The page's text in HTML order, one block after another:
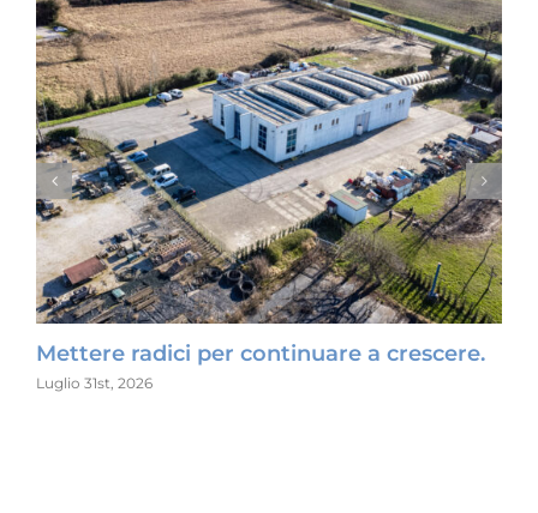
Mettere radici per continuare a crescere.
Luglio 31st, 2026